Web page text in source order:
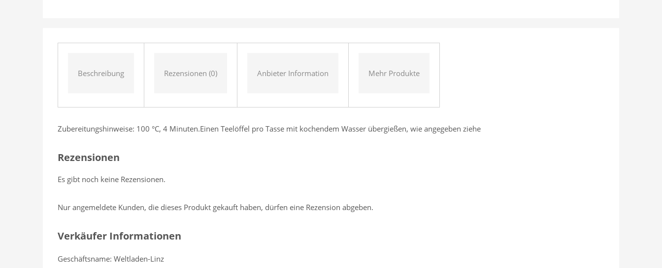
Beschreibung Rezensionen (0) Anbieter Information Mehr Produkte
Zubereitungshinweise: 100 °C, 4 Minuten.Einen Teelöffel pro Tasse mit kochendem Wasser übergießen, wie angegeben ziehe
Rezensionen
Es gibt noch keine Rezensionen.
Nur angemeldete Kunden, die dieses Produkt gekauft haben, dürfen eine Rezension abgeben.
Verkäufer Informationen
Geschäftsname: Weltladen-Linz